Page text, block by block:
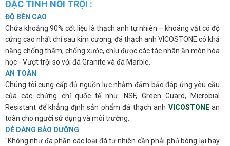
ĐẶC TÍNH NỔI TRỘI :
ĐỘ BỀN CAO
Chứa khoảng 90% cốt liệu là thạch anh tự nhiên – khoáng vật có độ
cứng cao nhất chỉ sau kim cương, đá thạch anh VICOSTONE có khả
năng chống thấm, chống xước, chịu được các tác nhân ăn mòn hóa
học - Vượt trội so với đá Granite và đá Marble.
AN TOÀN
Chúng tôi cung cấp đủ nguồn lực nhằm đảm bảo đáp ứng yêu cầu
của các chứng chỉ quốc tế như: NSF, Green Guard, Microbial
Resistant để khẳng định sản phẩm đá thạch anh VICOSTONE an
toàn cho người sử dụng và môi trường.
DỄ DÀNG BẢO DƯỠNG
"Không như đa phần các loại đá tự nhiên cần phải phủ bóng lại hay